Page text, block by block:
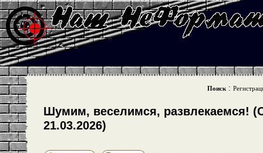
Поиск :
Шумим, веселимся, развлекаемся!
21.03.2026)